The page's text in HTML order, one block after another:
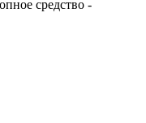
средство -